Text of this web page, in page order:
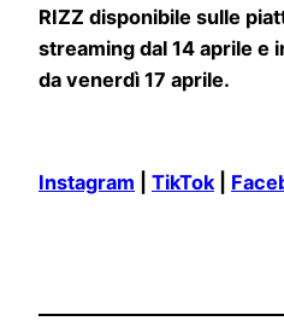
RIZZ disponibile sulle
streaming dal 14 aprile e
da venerdì 17 aprile.
Instagram TikTok